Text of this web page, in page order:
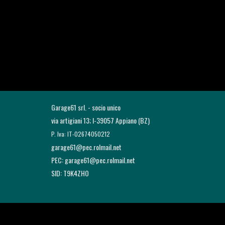
Garage61 srl. - socio unico
via artigiani 13; I-39057 Appiano (BZ)
P. Iva: IT-02674050212
garage61@pec.rolmail.net
PEC: garage61@pec.rolmail.net
SID: T9K4ZHO